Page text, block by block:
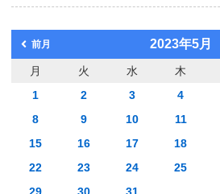
前月 2023年5月
月 火 水 木
1
2 3 4
8
9 10 11
15
16 17 18
22
23 24 25
29
30 31